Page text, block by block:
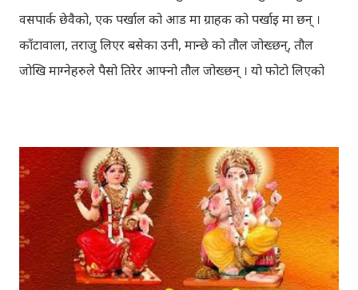
वसपार्क छेवैको, एक पर्खाल को आड मा ग्राहक को पर्खाइ मा छन् ।
काँटावाला, तराजु लिएर बसेका उनी, मान्छे को तौल जोख्छन्, तौल
जोखि माग्नेहरुले पैसो तिरेर आफ्नो तौल जोख्छन् । यो फोटो लिएको
चुरोट तान्दै आफैँ मा हराइरहेका झैँ देखिन्थेँ । ढल्किँदो दिन त्रिपुरेश्वर मा
अवस्थित मन्दिर को फोटो खिच्दा, पश्चिम मा सूर्य डुब्न लागिसकेको
थियो । कोलाहाल को बिचमा उभिएको मन्दिर आफू मा चाँहि साह्रै शान्त
छ । पुल्चोक मा आयोजित लोकस २०१० हेरेर फर्किँदै गर्दा, थकाइ मार्ने
उद्देश्य ले यही मन्दिर मा एकछिन अडिएको थिँए । झोलुङ्गे पुल ललितपुर
बालकुमारी मा, मनोहरा खोला माथि रहेको झोलुंङ्गे पुल ! यो फोटो